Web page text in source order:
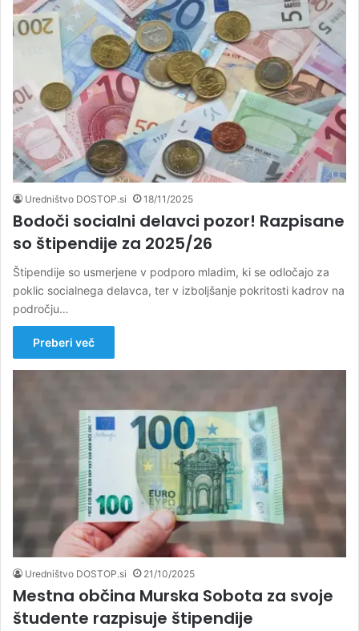
Uredništvo DOSTOP.si 18/11/2025
Bodoči socialni delavci pozor! Razpisane
so štipendije za 2025/26
Štipendije so usmerjene v podporo mladim, ki se odločajo za
poklic socialnega delavca, ter v izboljšanje pokritosti kadrov na
področju…
Preberi več
Uredništvo DOSTOP.si 21/10/2025
Mestna občina Murska Sobota za svoje
študente razpisuje štipendije